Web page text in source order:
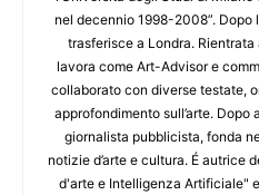
nel decennio 1998-2008”. Dopo
trasferisce a Londra.
lavora come Art-Advisor e
collaborato con diverse testate,
approfondimento sull’arte.
giornalista pubblicista, fonda
notizie d’arte e cultura. É autrice
d'arte e Intelligenza Artificiale"